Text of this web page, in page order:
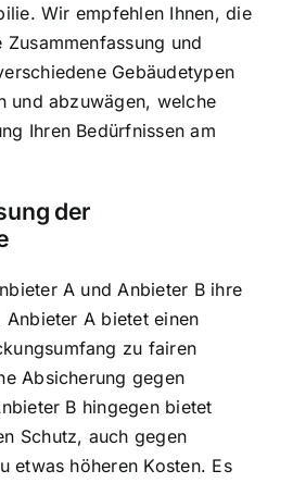
Wir empfehlen Ihnen, die
und
Gebäudetypen
und abzuwägen, welche
Ihren Bedürfnissen am
der
A und Anbieter B ihre
A bietet einen
zu fairen
Absicherung gegen
B hingegen bietet
Schutz, auch gegen
etwas höheren Kosten. Es